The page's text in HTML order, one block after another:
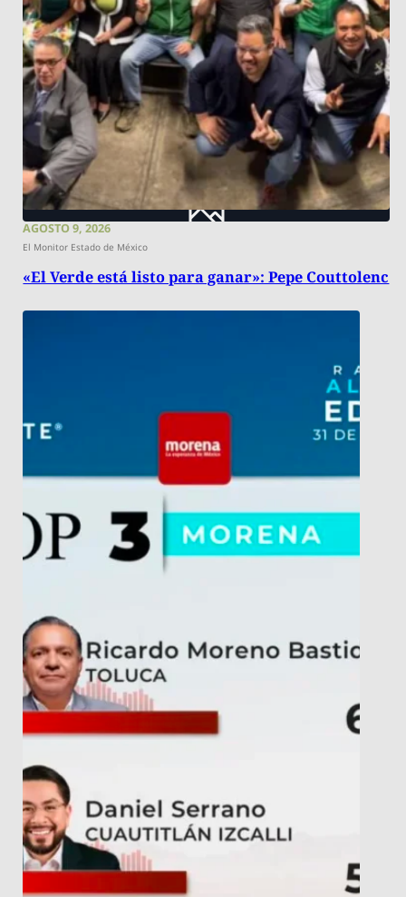
AGOSTO 9, 2026
El Monitor Estado de México
«El Verde está listo para ganar»: Pepe Couttolenc